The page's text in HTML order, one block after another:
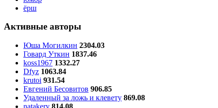
ёрш
Активные авторы
Юша Могилкин 2304.03
Говард Уткин 1837.46
koss1967 1332.27
Dfyz 1063.84
krutoi 931.54
Евгений Бесовитов 906.85
Удаленный за ложь и клевету 869.08
natakery 814.08